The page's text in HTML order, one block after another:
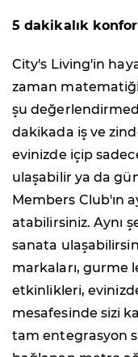
5 dakikalık
City's Living'in
zaman
şu
dakikada iş ve
evinizde içip
ulaşabilir ya da
Members Club'ın
atabilirsiniz. Aynı
sanata
markaları, gurme
etkinlikleri,
mesafesinde sizi
tam entegrasyon